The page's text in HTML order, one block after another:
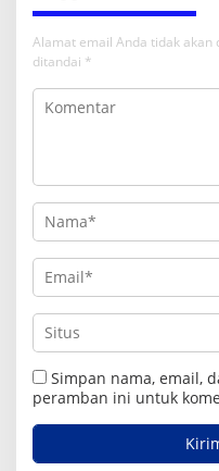
Alamat email Anda tidak akan
ditandai *
Simpan nama, email,
peramban ini untuk